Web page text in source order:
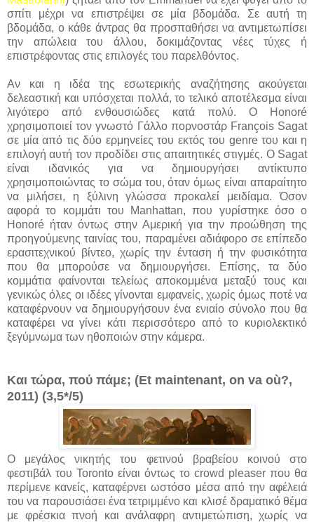
σπίτι μέχρι να επιστρέψει σε μία βδομάδα. Σε αυτή τη
βδομάδα, ο κάθε άντρας θα προσπαθήσει να αντιμετωπίσει
την απώλεια του άλλου, δοκιμάζοντας νέες τύχες ή
επιστρέφοντας στις επιλογές του παρελθόντος.
Αν και η ιδέα της εσωτερικής αναζήτησης ακούγεται
δελεαστική και υπόσχεται πολλά, το τελικό αποτέλεσμα είναι
λιγότερο από ενθουσιώδες κατά πολύ. Ο Honoré
χρησιμοποιεί τον γνωστό Γάλλο πορνοστάρ François Sagat
σε μία από τις δύο ερμηνείες του εκτός του genre του και η
επιλογή αυτή τον προδίδει στις απαιτητικές στιγμές. Ο Sagat
είναι ιδανικός για να δημιουργήσει αντίκτυπο
χρησιμοποιώντας το σώμα του, όταν όμως είναι απαραίτητο
να μιλήσει, η ξύλινη γλώσσα προκαλεί μειδίαμα. Όσον
αφορά το κομμάτι του Manhattan, που γυρίστηκε όσο ο
Honoré ήταν όντως στην Αμερική για την προώθηση της
προηγούμενης ταινίας του, παραμένει αδιάφορο σε επίπεδο
ερασιτεχνικού βίντεο, χωρίς την ένταση ή την φυσικότητα
που θα μπορούσε να δημιουργήσει. Επίσης, τα δύο
κομμάτια φαίνονται τελείως αποκομμένα μεταξύ τους και
γενικώς όλες οι ιδέες γίνονται εμφανείς, χωρίς όμως ποτέ να
καταφέρνουν να δημιουργήσουν ένα ενιαίο σύνολο που θα
καταφέρει να γίνει κάτι περισσότερο από το κυριολεκτικό
ξεγύμνωμα των ηθοποιών στην κάμερα.
Και τώρα, πού πάμε; (Et maintenant, on va où?,
2011) (3,5*/5)
Ο μεγάλος νικητής του φετινού βραβείου κοινού στο
φεστιβάλ του Toronto είναι όντως το crowd pleaser που θα
περίμενε κανείς, καταφέρνει ωστόσο μέσα από την αφέλειά
του να παρουσιάσει ένα τετριμμένο και κλισέ δραματικό θέμα
με φρέσκια πνοή και ανάλαφρη αντιμετώπιση, χωρίς να